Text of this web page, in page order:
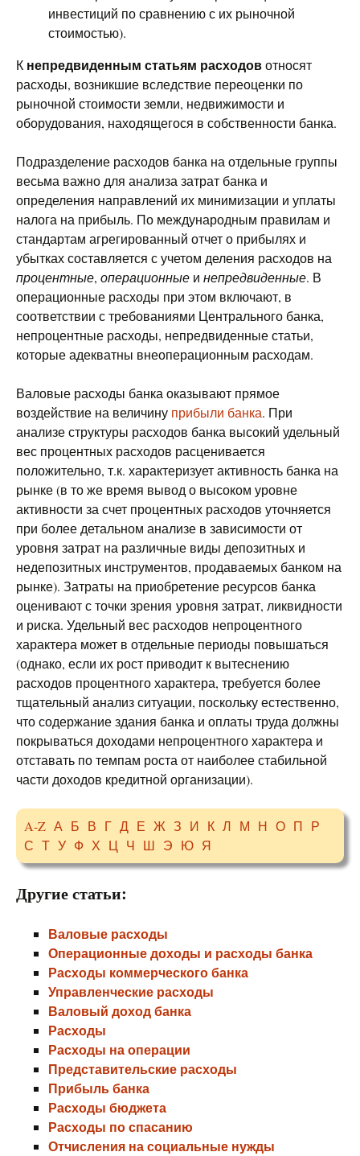
инвестиций по сравнению с их рыночной
стоимостью).
К непредвиденным статьям расходовотносят
расходы, возникшие вследствие переоценки по
рыночной стоимости земли, недвижимости и
оборудования, находящегося в собственности банка.
Подразделение расходов банка на отдельные группы
весьма важно для анализа затрат банка и
определения направлений их минимизации и уплаты
налога на прибыль. По международным правилам и
стандартам агрегированный отчет о прибылях и
убытках составляется с учетом деления расходов на
процентные, операционные и непредвиденные. В
операционные расходы при этом включают, в
соответствии с требованиями Центрального банка,
непроцентные расходы, непредвиденные статьи,
которые адекватны внеоперационным расходам.
Валовые расходы банка оказывают прямое
воздействие на величину прибыли банка. При
анализе структуры расходов банка высокий удельный
вес процентных расходов расценивается
положительно, т.к. характеризует активность банка на
рынке (в то же время вывод о высоком уровне
активности за счет процентных расходов уточняется
при более детальном анализе в зависимости от
уровня затрат на различные виды депозитных и
недепозитных инструментов, продаваемых банком на
рынке). Затраты на приобретение ресурсов банка
оценивают с точки зрения уровня затрат, ликвидности
и риска. Удельный вес расходов непроцентного
характера может в отдельные периоды повышаться
(однако, если их рост приводит к вытеснению
расходов процентного характера, требуется более
тщательный анализ ситуации, поскольку естественно,
что содержание здания банка и оплаты труда должны
покрываться доходами непроцентного характера и
отставать по темпам роста от наиболее стабильной
части доходов кредитной организации).
A-Z А Б В Г Д Е Ж З И К Л М Н О П Р
С Т У Ф Х Ц Ч Ш Э Ю Я
Другие статьи:
Валовые расходы
Операционные доходы и расходы банка
Расходы коммерческого банка
Управленческие расходы
Валовый доход банка
Расходы
Расходы на операции
Представительские расходы
Прибыль банка
Расходы бюджета
Расходы по спасанию
Отчисления на социальные нужды